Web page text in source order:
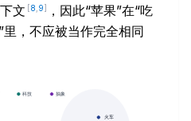
文 [8 9]
，因此“苹果”在“吃
里，不应被当作完全相同